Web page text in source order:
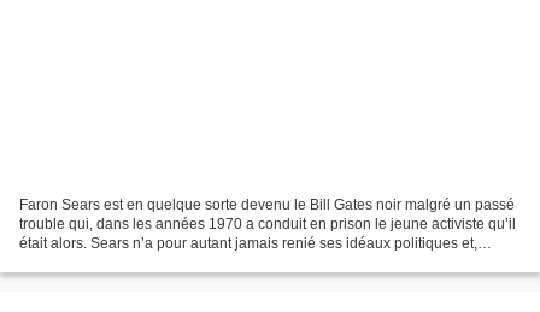
Faron Sears est en quelque sorte devenu le Bill Gates noir malgré un passé
trouble qui, dans les années 1970 a conduit en prison le jeune activiste qu’il
était alors. Sears n’a pour autant jamais renié ses idéaux politiques et,